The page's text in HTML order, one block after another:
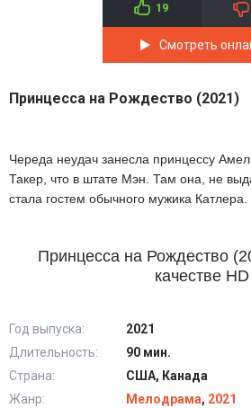
19
Смотреть
Принцесса на Рождество (2021)
Череда неудач занесла принцессу
Такер, что в штате Мэн. Там она, не
стала гостем обычного мужика Катлера.
Принцесса на Рождество
качестве HD
Год выпуска:
2021
Длительность:
90 мин.
Страна:
США, Канада
Жанр:
Мелодрама, 2021